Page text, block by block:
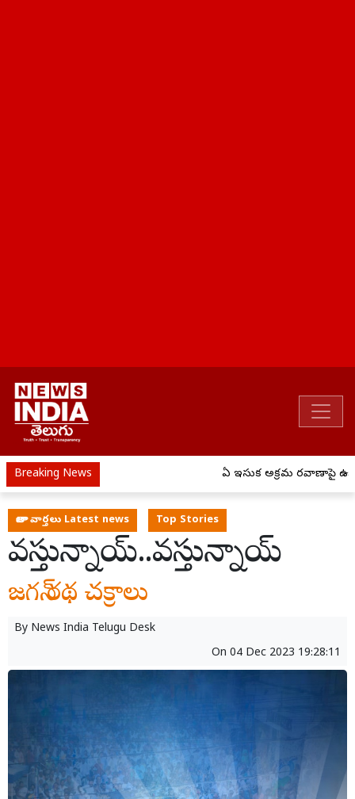
Breaking News ఏపీ ఇసుక అక్రమ రవాణాపై
తాజా వార్తలు Latest news Top Stories
వస్తున్నాయ్..వస్తున్నాయ్
జగన్ రథ చక్రాలు
By News India Telugu Desk
On 04 Dec 2023 19:28:11